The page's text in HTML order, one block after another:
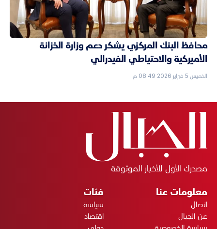
محافظ البنك المركزي يشكر دعم وزارة الخزانة
الأميركية والاحتياطي الفيدرالي
الخميس 5 فبراير 2026 08:49 م
مصدرك الأول للأخبار الموثوقة
معلومات عنا
اتصال
عن الجبال
فئات
سياسة
اقتصاد